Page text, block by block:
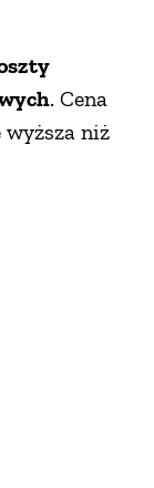
. Cena
wyższa niż